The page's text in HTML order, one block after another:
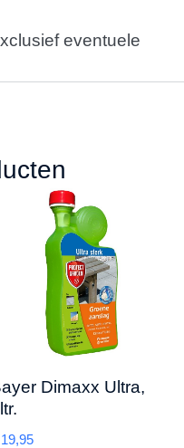
eventuele
Dimaxx Ultra,
19,95